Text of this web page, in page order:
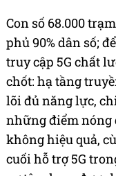
Con số 68.000
phủ 90% dân số;
truy cập 5G chất
chốt: hạ tầng
lõi đủ năng lực,
những điểm
không hiệu quả,
cuối hỗ trợ 5G